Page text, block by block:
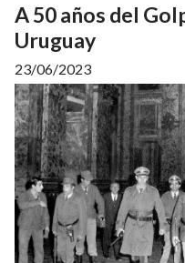
A 50 años del
Uruguay
23/06/2023